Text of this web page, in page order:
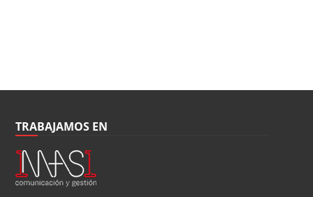
TRABAJAMOS EN